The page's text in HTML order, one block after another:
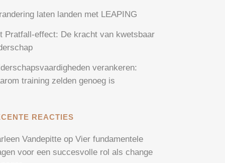
laten landen met LEAPING
Pratfall-effect: De kracht van kwetsbaar
verankeren:
training zelden genoeg is
REACTIES
Vandepitte opVier fundamentele
voor een succesvolle rol als change